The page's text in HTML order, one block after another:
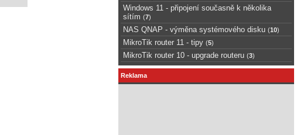
Windows 11 - připojení současně k několika
sítím (7)
NAS QNAP - výměna systémového disku (10)
MikroTik router 11 - tipy (5)
MikroTik router 10 - upgrade routeru (3)
Reklama